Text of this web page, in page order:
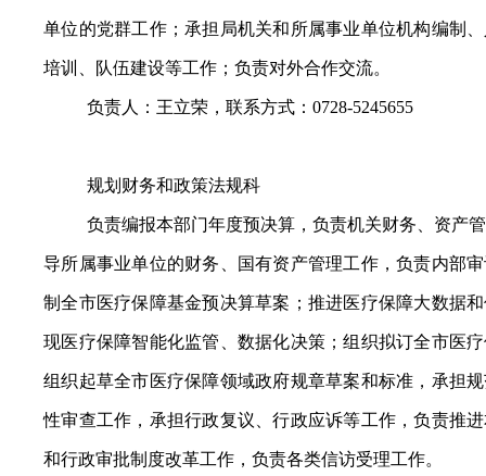
单位的党群工作；承担局机关和所属事业单位机构编制
培训、队伍建设等工作；负责对外合作交流。
负责人：王立荣，联系方式：0728-5245655
规划财务和政策法规科
负责编报本部门年度预决算，负责机关财务、资产
导所属事业单位的财务、国有资产管理工作，负责内部
制全市医疗保障基金预决算草案；推进医疗保障大数据
现医疗保障智能化监管、数据化决策；组织拟订全市医
组织起草全市医疗保障领域政府规章草案和标准，承担
性审查工作，承担行政复议、行政应诉等工作，负责推
和行政审批制度改革工作，负责各类信访受理工作。